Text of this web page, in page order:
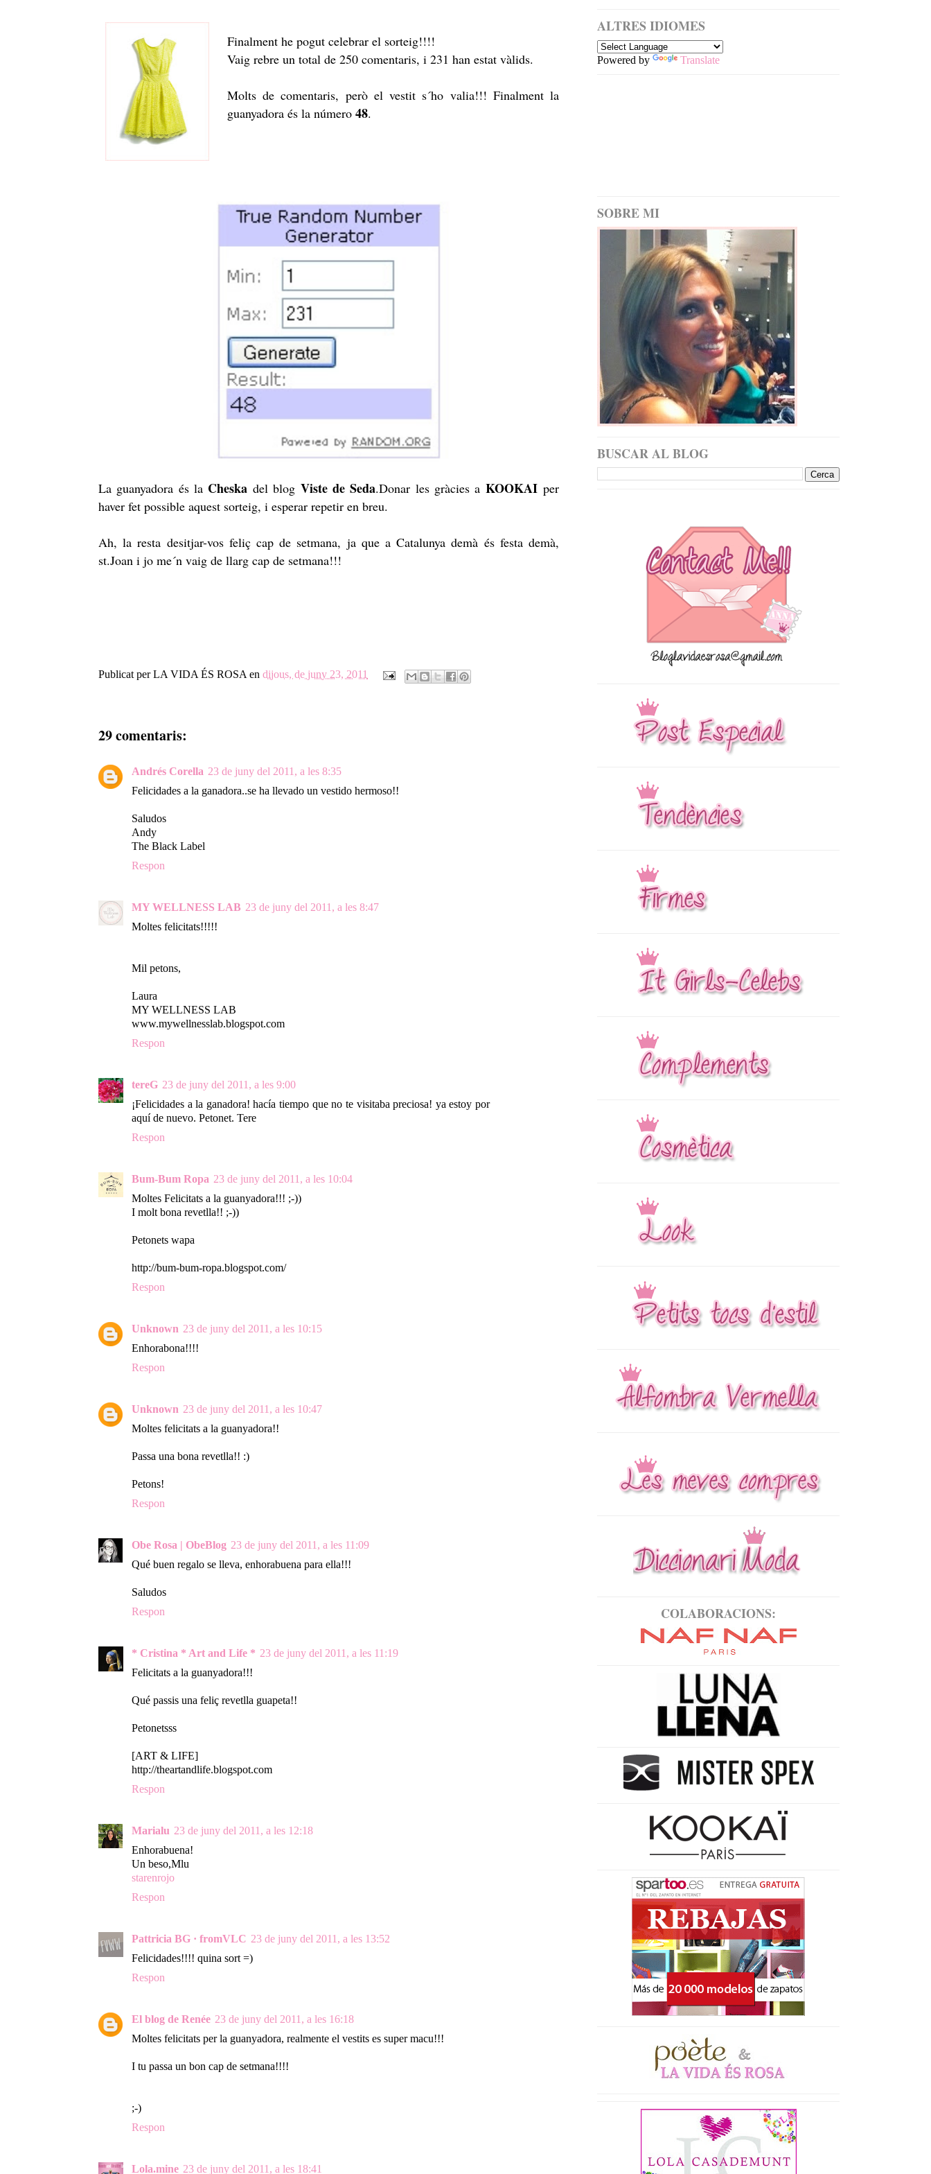
Finalment he pogut celebrar el sorteig!!!!
Vaig rebre un total de 250 comentaris, i 231 han estat vàlids.
Molts de comentaris, però el vestit s´ho valia!!! Finalment la
guanyadora és la número 48.
La guanyadora és la Cheska del blog Viste de Seda.Donar les gràcies a KOOKAIper
haver fet possible aquest sorteig, i esperar repetir en breu.
Ah, la resta desitjar-vos feliç cap de setmana, ja que a Catalunya demà és festa demà,
st.Joan i jo me´n vaig de llarg cap de setmana!!!
Publicat perLA VIDA ÉS ROSA en dijous, de juny 23, 2011
29 comentaris:
Andrés Corella 23 de juny del 2011, a les 8:35
Felicidades a la ganadora..se ha llevado un vestido hermoso!!
Saludos
Andy
The Black Label
Respon
MY WELLNESS LAB 23 de juny del 2011, a les 8:47
Moltes felicitats!!!!!
Mil petons,
Laura
MY WELLNESS LAB
www.mywellnesslab.blogspot.com
Respon
tereG 23 de juny del 2011, a les 9:00
¡Felicidades a la ganadora! hacía tiempo que no te visitaba preciosa! ya estoy por
aquí de nuevo. Petonet. Tere
Respon
Bum-Bum Ropa 23 de juny del 2011, a les 10:04
Moltes Felicitats a la guanyadora!!! ;-))
I molt bona revetlla!! ;-))
Petonets wapa
http://bum-bum-ropa.blogspot.com/
Respon
Unknown 23 de juny del 2011, a les 10:15
Enhorabona!!!!
Respon
Unknown 23 de juny del 2011, a les 10:47
Moltes felicitats a la guanyadora!!
Passa una bona revetlla!! :)
Petons!
Respon
Obe Rosa | ObeBlog 23 de juny del 2011, a les 11:09
Qué buen regalo se lleva, enhorabuena para ella!!!
Saludos
Respon
* Cristina * Art and Life * 23 de juny del 2011, a les 11:19
Felicitats a la guanyadora!!!
Qué passis una feliç revetlla guapeta!!
Petonetsss
[ART & LIFE]
http://theartandlife.blogspot.com
Respon
Marialu 23 de juny del 2011, a les 12:18
Enhorabuena!
Un beso,Mlu
starenrojo
Respon
Pattricia BG · fromVLC 23 de juny del 2011, a les 13:52
Felicidades!!!! quina sort =)
Respon
El blog de Renée 23 de juny del 2011, a les 16:18
Moltes felicitats per la guanyadora, realmente el vestits es super macu!!!
I tu passa un bon cap de setmana!!!!
;-)
Respon
Lola.mine 23 de juny del 2011, a les 18:41
ALTRES IDIOMES
Powered by Translate
SOBRE MI
BUSCAR AL BLOG
COLABORACIONS: